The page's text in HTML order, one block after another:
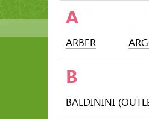
A
ARBER
B
BALDININI